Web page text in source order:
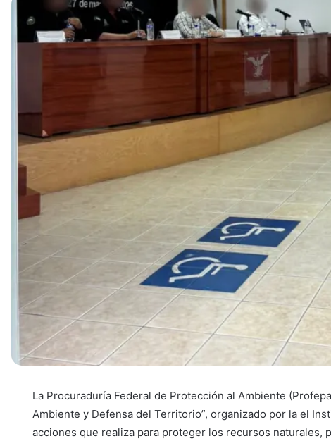
La Procuraduría Federal de Protección al Ambiente
Ambiente y Defensa del Territorio”, organizado por la el
acciones que realiza para proteger los recursos